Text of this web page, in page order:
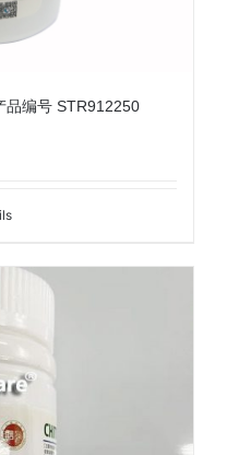
品编号 STR912250